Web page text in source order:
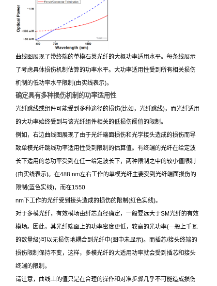
曲线图展现了带终端的单模石英光纤的大概功率适用水平。每条线展示
了考虑具体损伤机制估算的功率水平。大功率适用性受到所有相关损伤
机制的低功率水平限制(由实线表示)。
确定具有多种损伤机制的功率适用性
光纤跳线或组件可能受到多种途径的损伤(比如，光纤跳线)，而光纤适用
的大功率始终受到与该光纤组件相关的低损伤阈值的限制。
例如，右边曲线图展现了由于光纤端面损伤和光学接头造成的损伤而导
致单模光纤跳线功率适用性受到限制的估算值。有终端的光纤在给定波
长下适用的总功率受到在任一给定波长下，两种限制之中的较小值限制
(由实线表示)。在488 nm左右工作的单模光纤主要受到光纤端面损伤的
限制(蓝色实线)，而在1550
nm下工作的光纤受到接头造成的损伤的限制(红色实线)。
对于多模光纤，有效模场由纤芯直径确定，一般要远大于SM光纤的有效
模场。因此，其光纤端面上的功率密度更低，较高的光功率(一般上千瓦
的数量级)可以无损伤地耦合到光纤中(图中未显示)。而插芯/接头终端的
损伤限制保持不变，这样，多模光纤的大适用功率就会受到插芯和接头
终端的限制。
请注意，曲线上的值只是在合理的操作和对准步骤几乎不可能造成损伤